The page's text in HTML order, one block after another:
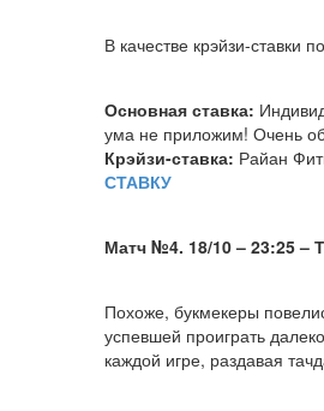
В качестве крэйзи-ставки
Основная ставка:
ума не приложим! Очень
Крэйзи-ставка: Райан
СТАВКУ
Матч №4. 18/10 – 23:25 –
Похоже, букмекеры
успевшей проиграть
каждой игре, раздавая